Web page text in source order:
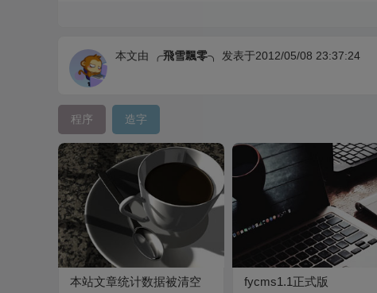
本文由 ╭飛雪飄零╮ 发表于2012/05/08 23:37:24
程序 造字
本站文章统计数据被清空 fycms1.1正式版